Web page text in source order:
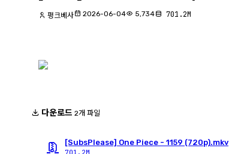
펑크베사 2026-06-04 5,734 701.2M
다운로드 2개 파일
[SubsPlease] One Piece - 1159 (720p).mkv
701.2M